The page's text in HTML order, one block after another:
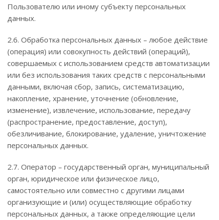
Пользователю или иному субъекту персональных
данных.
2.6. Обработка персональных данных – любое действие
(операция) или совокупность действий (операций),
совершаемых с использованием средств автоматизации
или без использования таких средств с персональными
данными, включая сбор, запись, систематизацию,
накопление, хранение, уточнение (обновление,
изменение), извлечение, использование, передачу
(распространение, предоставление, доступ),
обезличивание, блокирование, удаление, уничтожение
персональных данных.
2.7. Оператор – государственный орган, муниципальный
орган, юридическое или физическое лицо,
самостоятельно или совместно с другими лицами
организующие и (или) осуществляющие обработку
персональных данных, а также определяющие цели